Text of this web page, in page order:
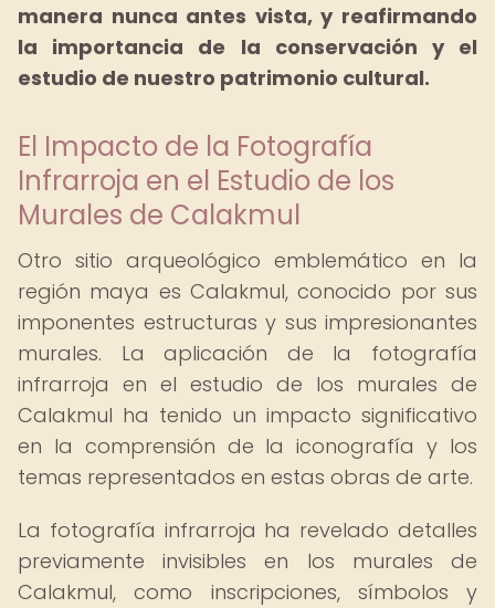
manera nunca antes vista, y reafirmando
la importancia de la conservación y el
estudio de nuestro patrimonio cultural.
El Impacto de la Fotografía
Infrarroja en el Estudio de los
Murales de Calakmul
Otro sitio arqueológico emblemático en la
región maya es Calakmul, conocido por sus
imponentes estructuras y sus impresionantes
murales. La aplicación de la fotografía
infrarroja en el estudio de los murales de
Calakmul ha tenido un impacto significativo
en la comprensión de la iconografía y los
temas representados en estas obras de arte.
La fotografía infrarroja ha revelado detalles
previamente invisibles en los murales de
Calakmul, como inscripciones, símbolos y